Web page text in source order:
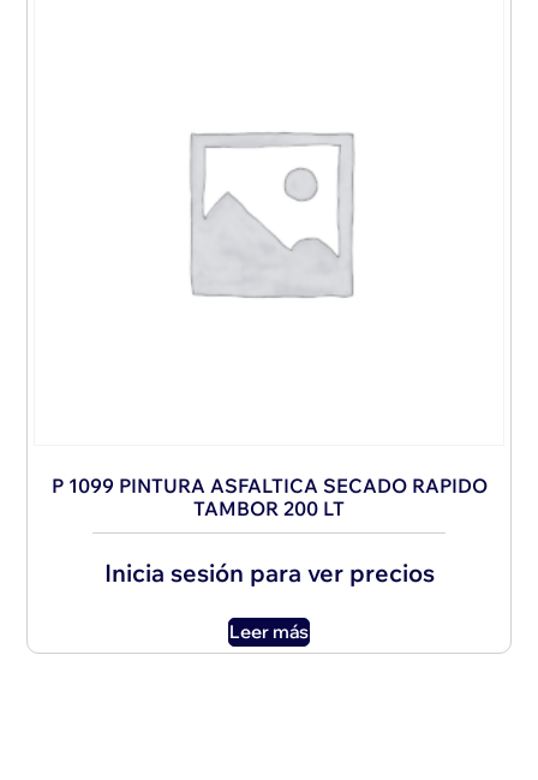
P 1099 PINTURA ASFALTICA SECADO RAPIDO
TAMBOR 200 LT
Inicia sesión para ver precios
Leer más